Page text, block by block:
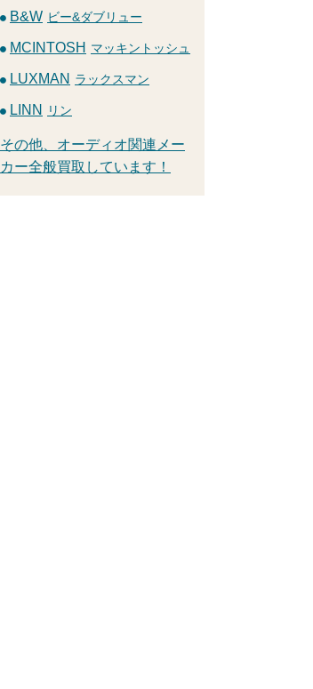
B&W ビー&ダブリュー
MCINTOSH マッキントッシュ
LUXMAN ラックスマン
LINN リン
その他、オーディオ関連メー
カー全般買取しています！